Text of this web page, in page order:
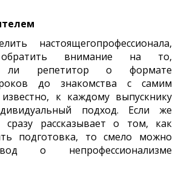
настоящегопрофессионала,
обратить внимание на то,
ли репетитор о формате
до знакомства с самим
к каждому выпускнику
подход. Если же
сразу рассказывает о том, как
подготовка, то смело можно
о непрофессионализме